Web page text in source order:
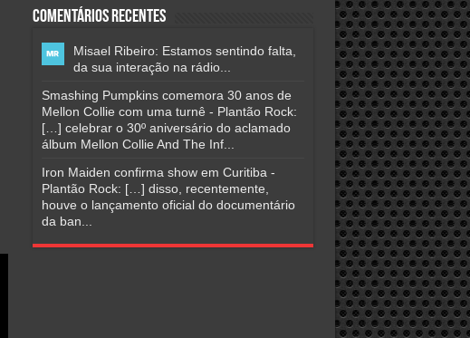
Comentários Recentes
Misael Ribeiro: Estamos sentindo falta,
da sua interação na rádio...
Smashing Pumpkins comemora 30 anos de
Mellon Collie com uma turnê - Plantão Rock:
[…] celebrar o 30º aniversário do aclamado
álbum Mellon Collie And The Inf...
Iron Maiden confirma show em Curitiba -
Plantão Rock: […] disso, recentemente,
houve o lançamento oficial do documentário
da ban...